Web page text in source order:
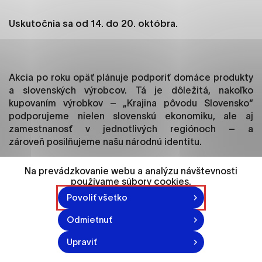
Uskutočnia sa od 14. do 20. októbra.
Akcia po roku opäť plánuje podporiť domáce produkty
a slovenských výrobcov. Tá je dôležitá, nakoľko
kupovaním výrobkov – „Krajina pôvodu Slovensko“
podporujeme nielen slovenskú ekonomiku, ale aj
zamestnanosť v jednotlivých regiónoch – a
zároveň posilňujeme našu národnú identitu.
Ako sa do akcie zapojiť? Jednoducho. Nakupovaním
slovenských výrobkov, z ktorých je väčšina mimoriadne
kvalitná. A dobrou správou je, že ľudia majú o slovenské
výrobky záujem. „Každoročne sa nám darí nadchnúť
touto myšlienkou viac ako milión občanov Slovenska,
ktorí sa aktívne zapájajú svojimi nákupmi do kampane
a pomáhajú tak spoločne zlepšovať život nás
Na prevádzkovanie webu a analýzu návštevnosti
používame súbory cookies.
Povoliť všetko
Odmietnuť
Upraviť
zabezpečeným oblastiam webovej stránky. Bez
týchto súborov cookie nemôže web správne
Analytické cookies
Analytické cookies pomáhajú prevádzkovateľovi
stránok pochopiť, ako návštevníci stránok stránku
používajú, aby mohol stránky optimalizovať a
ponúknuť im lepšiu skúsenosť. Všetky dáta sa
zbierajú anonymne a nie je možné ich spojiť s
konkrétnou osobou.
Označiť všetko
Uložiť nastavenia
Viac informácií